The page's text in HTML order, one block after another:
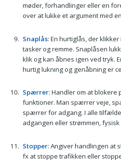
møder, forhandlinger eller en
over at lukke et argument med
Snaplås: En hurtiglås, der
tasker og remme. Snaplåsen
klik og kan åbnes igen ved tryk.
hurtig lukning og genåbning er
Spærrer: Handler om at blokere
funktioner. Man spærrer veje,
spærrer for adgang. I alle
adgangen eller strømmen,
Stopper: Angiver handlingen at
fx at stoppe trafikken eller